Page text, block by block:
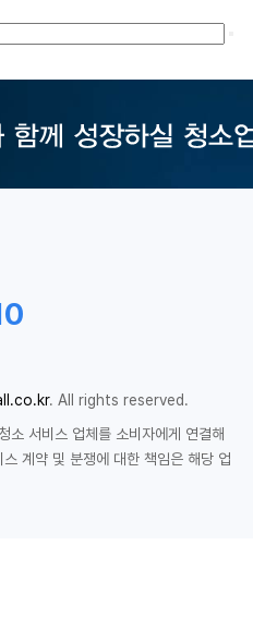
. All rights reserved.
소 서비스 업체를 소비자에게 연결해
계약 및 분쟁에 대한 책임은 해당 업